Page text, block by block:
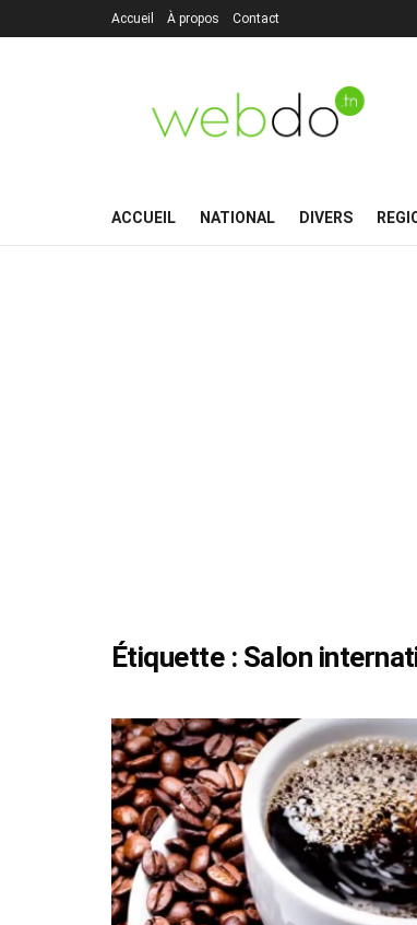
Accueil À propos Contact
ACCUEIL NATIONAL DIVERS
Étiquette : Salon